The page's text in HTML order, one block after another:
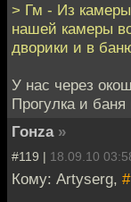
> Гм - Из
нашей камеры
дворики и в
У нас через
Прогулка и
Гонzа »
#119 | 18.09.10
Кому: Artyserg,